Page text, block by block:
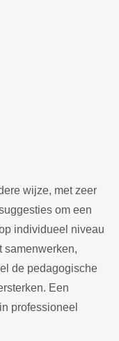
wijze, met zeer
om een
individueel niveau
samenwerken,
de pedagogische
Een
professioneel